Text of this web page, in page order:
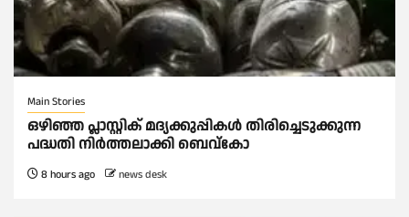
Main Stories
ഒഴിഞ്ഞ പ്ലാസ്റ്റിക് മദ്യക്കുപ്പികള്‍ തിരിച്ചെടുക്കുന്ന
പദ്ധതി നിര്‍ത്തലാക്കി ബെവ്കോ
8 hours ago news desk